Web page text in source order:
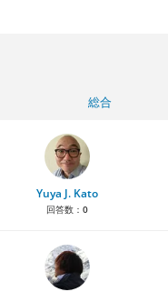
総合
Yuya J. Kato
回答数： 0